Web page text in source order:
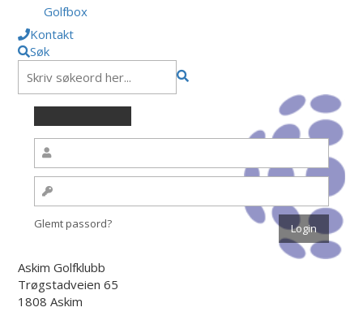
Golfbox
Kontakt
Søk
Glemt passord?
Askim Golfklubb
Trøgstadveien 65
1808 Askim